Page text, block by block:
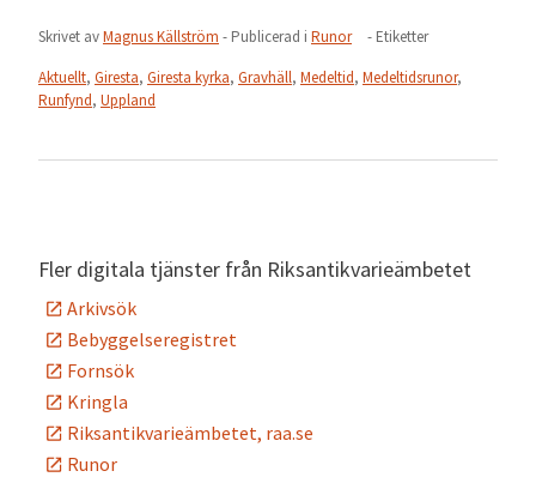
Skrivet avMagnus Källström - Publicerad i Runor
- Etiketter
Aktuellt, Giresta, Giresta kyrka, Gravhäll, Medeltid, Medeltidsrunor,
Runfynd, Uppland
Fler digitala tjänster från Riksantikvarieämbetet
Arkivsök
Bebyggelseregistret
Fornsök
Kringla
Riksantikvarieämbetet, raa.se
Runor